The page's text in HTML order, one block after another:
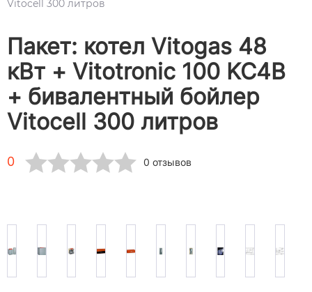
Vitocell 300 литров
Пакет: котел Vitogas 48
кВт + Vitotronic 100 KC4B
+ бивалентный бойлер
Vitocell 300 литров
0 0 отзывов